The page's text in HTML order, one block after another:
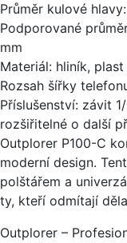
Průměr kulové
Podporované
mm
Materiál: hliník,
Rozsah šířky
Příslušenství: závit
rozšiřitelné o další
Outplorer P100-C
moderní design.
polštářem a
ty, kteří odmítají
Outplorer –